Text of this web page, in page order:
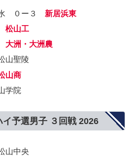
水 ０ー３ 新居浜東
松山工
大洲・大洲農
聖陵
山商
学院
イ予選男子 ３回戦 2026
中央